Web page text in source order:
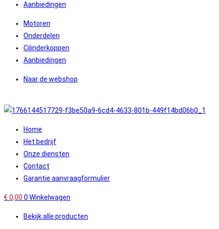
Aanbiedingen
Motoren
Onderdelen
Cilinderkoppen
Aanbiedingen
Naar de webshop
Home
Het bedrijf
Onze diensten
Contact
Garantie aanvraagformulier
€ 0,00 0 Winkelwagen
Bekijk alle producten